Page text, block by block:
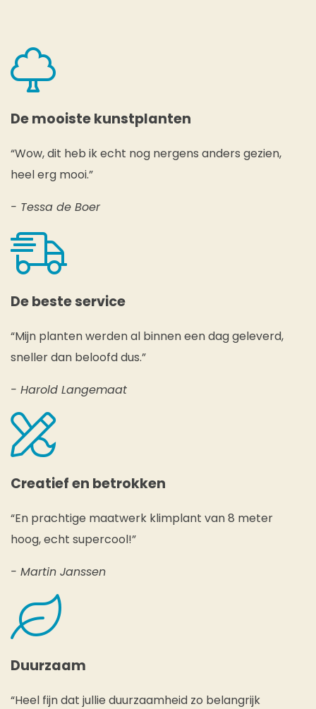
De mooiste kunstplanten
“Wow, dit heb ik echt nog nergens anders gezien,
heel erg mooi.”
- Tessa de Boer
De beste service
“Mijn planten werden al binnen een dag geleverd,
sneller dan beloofd dus.”
- Harold Langemaat
Creatief en betrokken
“En prachtige maatwerk klimplant van 8 meter
hoog, echt supercool!”
- Martin Janssen
Duurzaam
“Heel fijn dat jullie duurzaamheid zo belangrijk